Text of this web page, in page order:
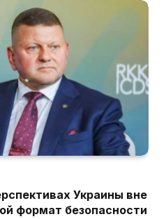
Украины вне
формат безопасности